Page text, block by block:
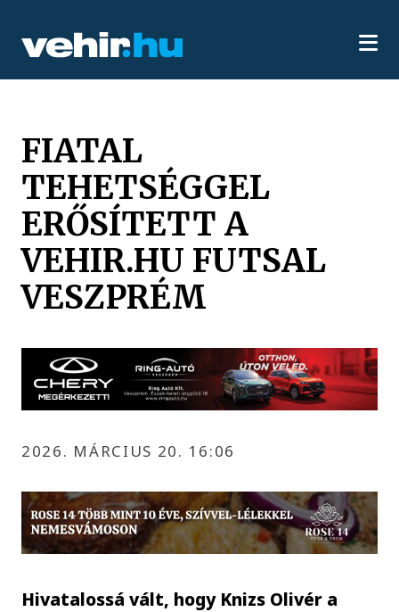
FIATAL
TEHETSÉGGEL
ERŐSÍTETT A
VEHIR.HU FUTSAL
VESZPRÉM
2026. MÁRCIUS 20. 16:06
Hivatalossá vált, hogy Knizs Olivér a